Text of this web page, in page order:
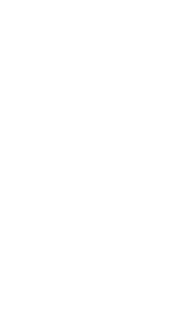
fotograf -